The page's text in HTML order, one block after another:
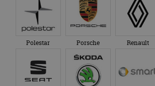
Polestar Porsche Renault